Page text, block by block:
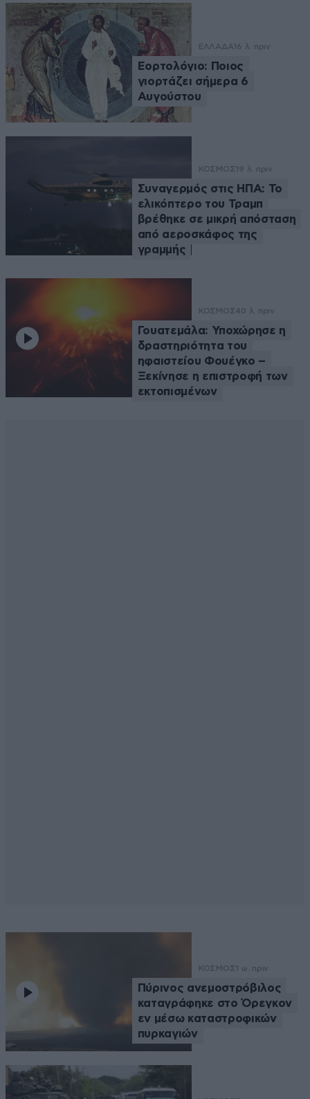
ΕΛΛΑΔΑ 16 λ. πριν
Εορτολόγιο: Ποιος
γιορτάζει σήμερα 6
Αυγούστου
ΚΟΣΜΟΣ 19 λ. πριν
Συναγερμός στις ΗΠΑ: Το
ελικόπτερο του Τραμπ
βρέθηκε σε μικρή απόσταση
από αεροσκάφος της
γραμμής
ΚΟΣΜΟΣ40 λ. πριν
Γουατεμάλα: Υποχώρησε η
δραστηριότητα του
ηφαιστείου Φουέγκο –
Ξεκίνησε η επιστροφή των
εκτοπισμένων
ΚΟΣΜΟΣ 1 ω. πριν
Πύρινος ανεμοστρόβιλος
καταγράφηκε στο Όρεγκον
εν μέσω καταστροφικών
πυρκαγιών